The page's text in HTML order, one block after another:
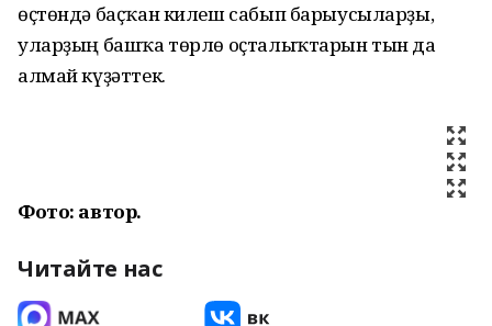
өҫтөндә баҫҡан килеш сабып барыусыларҙы,
уларҙың башҡа төрлө оҫталыҡтарын тын да
алмай күҙәттек.
Фото: автор.
Читайте нас